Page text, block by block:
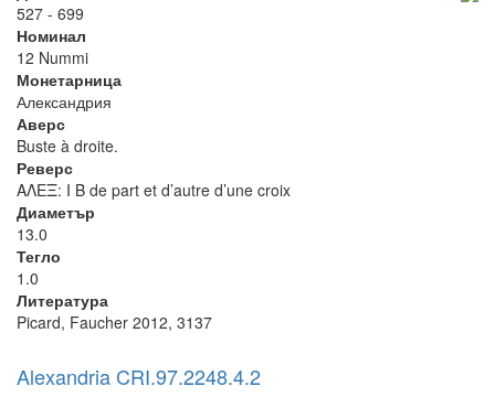
527 - 699
Номинал
12 Nummi
Монетарница
Александрия
Аверс
Buste à droite.
Реверс
ΑΛΕΞ: I B de part et d’autre d’une croix
Диаметър
13.0
Тегло
1.0
Литература
Picard, Faucher 2012, 3137
Alexandria CRI.97.2248.4.2